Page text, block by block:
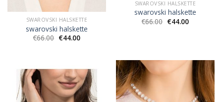
SWAROVSKI HALSKETTE
swarovski halskette
€66.00 €44.00
SWAROVSKI HALSKETTE
swarovski halskette
€66.00 €44.00